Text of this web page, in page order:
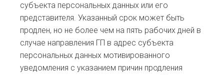
субъекта персональных данных или его
представителя. Указанный срок может быть
продлен, но не более чем на пять рабочих дней в
случае направления ГП в адрес субъекта
персональных данных мотивированного
уведомления с указанием причин продления